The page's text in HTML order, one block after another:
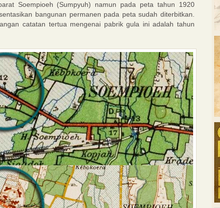
Soempioeh (Sumpyuh) namun pada peta tahun 1920
bangunan permanen pada peta sudah diterbitkan.
catatan tertua mengenai pabrik gula ini adalah tahun